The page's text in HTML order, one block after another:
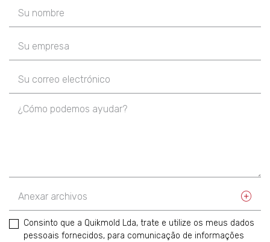
Anexar archivos
Consinto que a Quikmold Lda, trate e utilize os meus dados
pessoais fornecidos, para comunicação de informações